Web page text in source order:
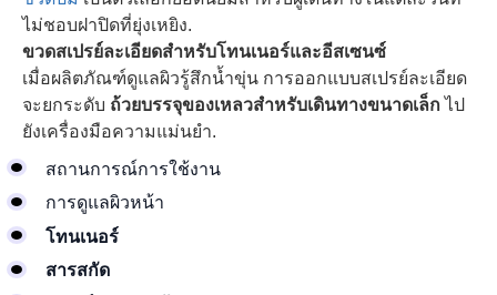
ไม่ชอบฝาปิดที่ยุ่งเหยิง.
ขวดสเปรย์ละเอียดสำหรับโทนเนอร์และอีสเซนซ์
เมื่อผลิตภัณฑ์ดูแลผิวรู้สึกน้ำขุ่น การออกแบบสเปรย์ละเอียด
จะยกระดับ ถ้วยบรรจุของเหลวสำหรับเดินทางขนาดเล็ก ไป
ยังเครื่องมือความแม่นยำ.
สถานการณ์การใช้งาน
การดูแลผิวหน้า
โทนเนอร์
สารสกัด